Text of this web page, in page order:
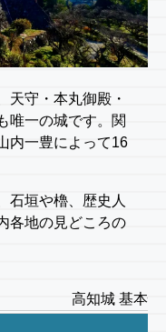
天守・本丸御殿・
唯一の城です。関
内一豊によって16
石垣や櫓、歴史人
各地の見どころの
高知城 基本情